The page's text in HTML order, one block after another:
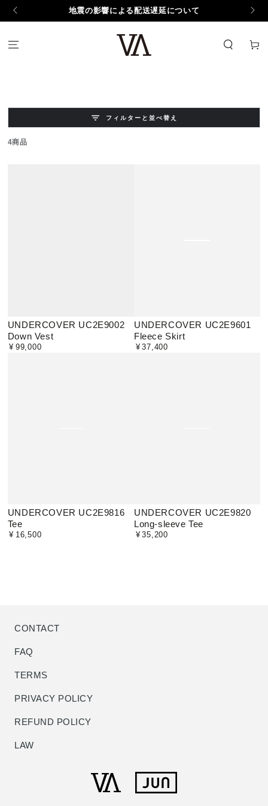
コンテンツにスキッ
プする
地震の影響による配送遅延について
ー
フィルターと並べ替え
4商品
UNDERCOVER UC2E9002
Down Vest
定
¥ 99,000
UNDERCOVER UC2E9601
Fleece Skirt
定
¥ 37,400
UNDERCOVER UC2E9816
Tee
定
¥ 16,500
UNDERCOVER UC2E9820
Long-sleeve Tee
定
¥ 35,200
CONTACT
FAQ
TERMS
PRIVACY POLICY
REFUND POLICY
LAW